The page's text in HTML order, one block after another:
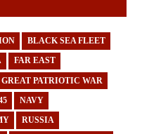
BLACK SEA FLEET
FAR EAST
GREAT PATRIOTIC WAR
NAVY
RUSSIA